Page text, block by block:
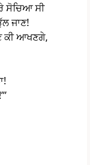
ਸੋਚਿਆ ਸੀ
ਜਾਣ!
ਕੀ ਆਖਣਗੇ,